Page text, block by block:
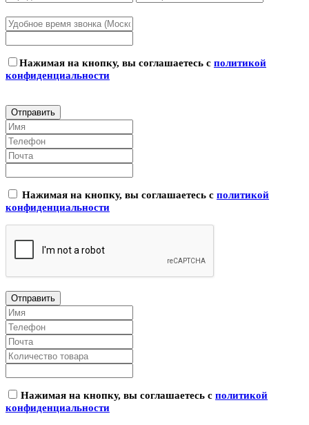
Нажимая на кнопку, вы соглашаетесь с политикой
конфиденциальности
Нажимая на кнопку, вы соглашаетесь с политикой
конфиденциальности
Нажимая на кнопку, вы соглашаетесь с политикой
конфиденциальности